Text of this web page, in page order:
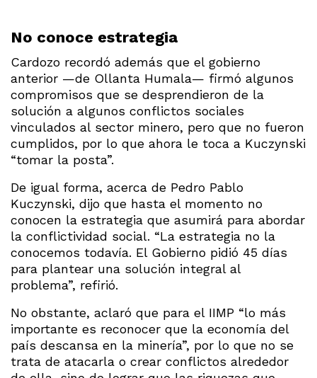
No conoce estrategia
Cardozo recordó además que el gobierno
anterior —de Ollanta Humala— firmó algunos
compromisos que se desprendieron de la
solución a algunos conflictos sociales
vinculados al sector minero, pero que no fueron
cumplidos, por lo que ahora le toca a Kuczynski
“tomar la posta”.
De igual forma, acerca de Pedro Pablo
Kuczynski, dijo que hasta el momento no
conocen la estrategia que asumirá para abordar
la conflictividad social. “La estrategia no la
conocemos todavía. El Gobierno pidió 45 días
para plantear una solución integral al
problema”, refirió.
No obstante, aclaró que para el IIMP “lo más
importante es reconocer que la economía del
país descansa en la minería”, por lo que no se
trata de atacarla o crear conflictos alrededor